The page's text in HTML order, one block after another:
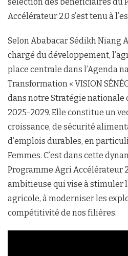
sélection des bénéficiaires du
Accélérateur 2.0 s’est tenu à
Selon Ababacar Sédikh Niang
chargé du développement,
place centrale dans l’Agenda
Transformation « VISION
dans notre Stratégie nationale
2025-2029. Elle constitue un
croissance, de sécurité
d’emplois durables, en
Femmes. C’est dans cette
Programme Agri Accélérateur
ambitieuse qui vise à stimuler
agricole, à moderniser les
compétitivité de nos filières.